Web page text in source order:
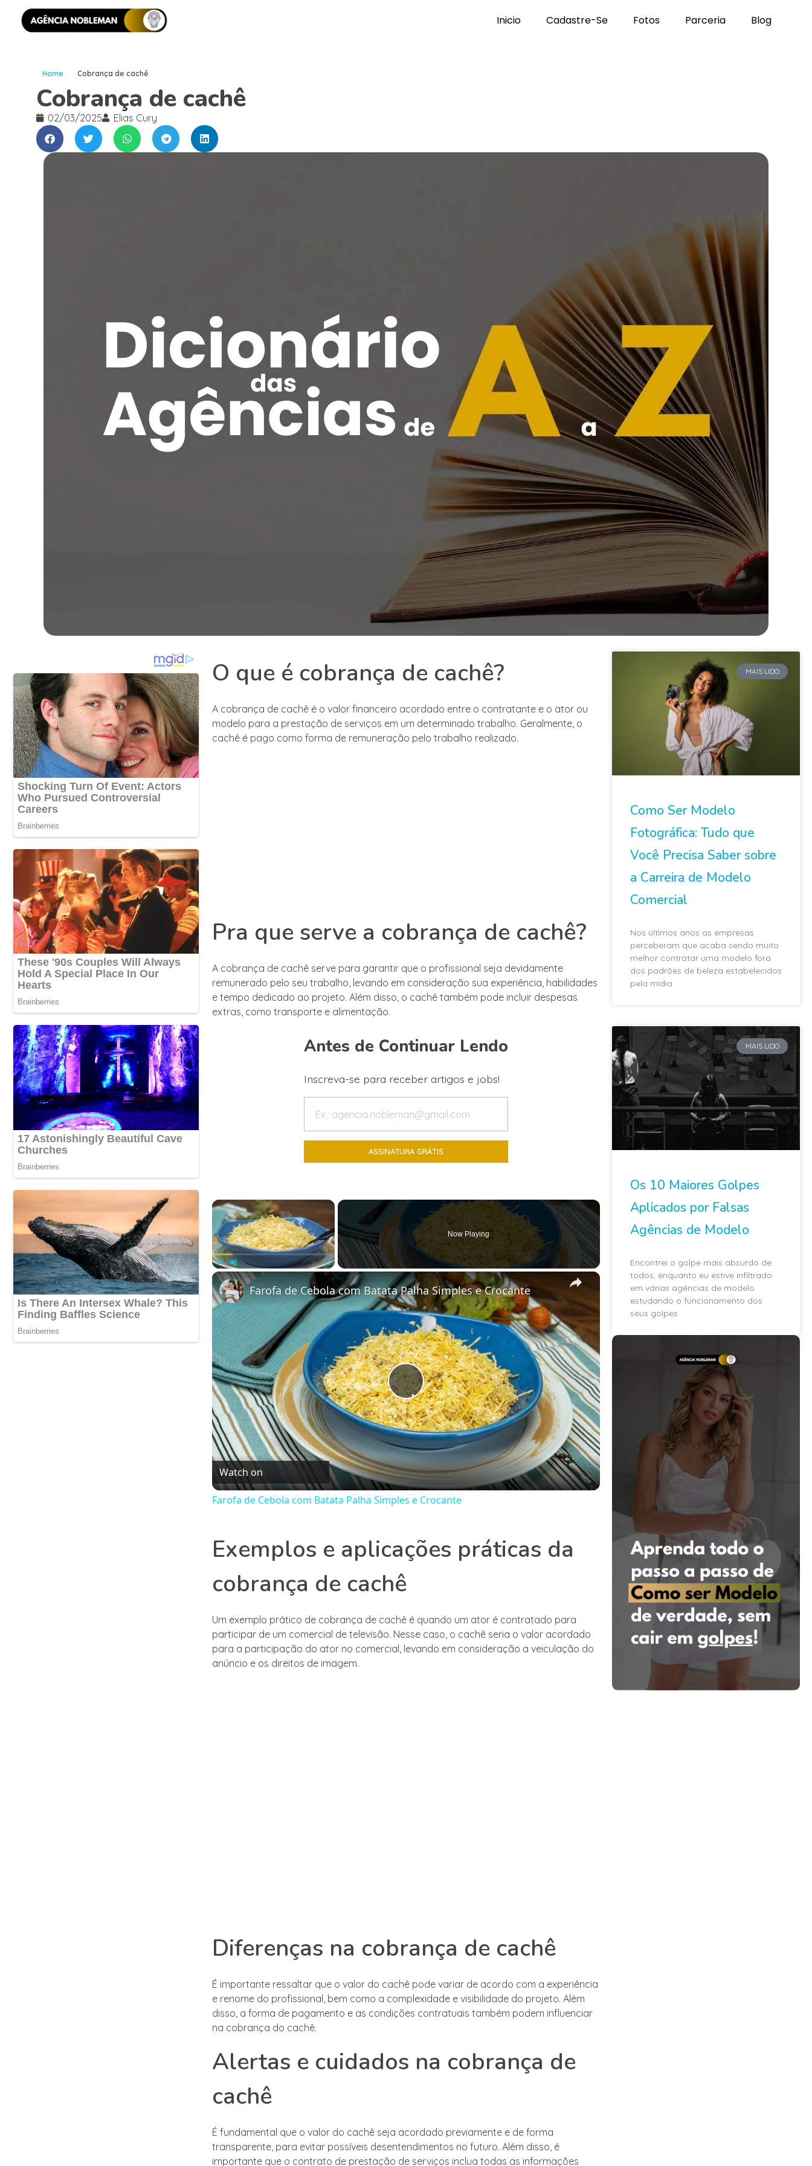
Inicio Cadastre-Se Fotos Parceria Blog
Home Cobrança de cachê
Cobrança de cachê
02/03/2025 Elias Cury
O que é cobrança de cachê?
A cobrança de cachê é o valor financeiro acordado entre o contratante e o ator ou
modelo para a prestação de serviços em um determinado trabalho. Geralmente, o
cachê é pago como forma de remuneração pelo trabalho realizado.
Pra que serve a cobrança de cachê?
A cobrança de cachê serve para garantir que o profissional seja devidamente
remunerado pelo seu trabalho, levando em consideração sua experiência, habilidades
e tempo dedicado ao projeto. Além disso, o cachê também pode incluir despesas
extras, como transporte e alimentação.
Antes de Continuar Lendo
Inscreva-se para receber artigos e jobs!
×
Play Unmute Fullscreen
Now Playing
×
Play
Video
Farofa de Cebola com Batata Palha Simples e Crocante
Watch on
Farofa de Cebola com Batata Palha Simples e Crocante
Exemplos e aplicações práticas da
cobrança de cachê
Um exemplo prático de cobrança de cachê é quando um ator é contratado para
participar de um comercial de televisão. Nesse caso, o cachê seria o valor acordado
para a participação do ator no comercial, levando em consideração a veiculação do
anúncio e os direitos de imagem.
Diferenças na cobrança de cachê
É importante ressaltar que o valor do cachê pode variar de acordo com a experiência
e renome do profissional, bem como a complexidade e visibilidade do projeto. Além
disso, a forma de pagamento e as condições contratuais também podem influenciar
na cobrança do cachê.
Alertas e cuidados na cobrança de
cachê
É fundamental que o valor do cachê seja acordado previamente e de forma
transparente, para evitar possíveis desentendimentos no futuro. Além disso, é
importante que o contrato de prestação de serviços inclua todas as informações
MAIS LIDO
Como Ser Modelo
Fotográfica: Tudo que
Você Precisa Saber sobre
a Carreira de Modelo
Comercial
Nos últimos anos as empresas
perceberam que acaba sendo muito
melhor contratar uma modelo fora
dos padrões de beleza estabelecidos
pela mídia
MAIS LIDO
Os 10 Maiores Golpes
Aplicados por Falsas
Agências de Modelo
Encontrei o golpe mais absurdo de
todos, enquanto eu estive infiltrado
em várias agências de modelo
estudando o funcionamento dos
seus golpes